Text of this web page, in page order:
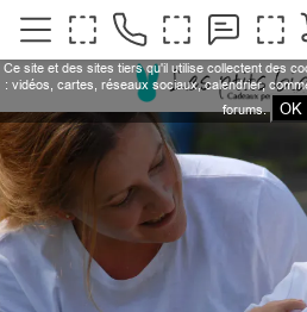
Ce site et des sites tiers qu'il utilise collectent des
: vidéos, cartes, réseaux sociaux, calendrier,
forums.
OK